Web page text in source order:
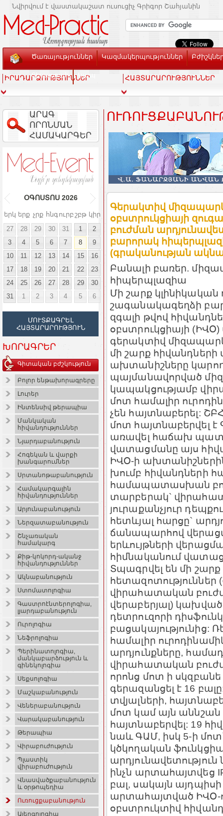
Նվիրվում է վաստակաշատ ուսուցիչ Գրիգոր Շահյանին
Ծառայություններ Կազմակերպություններ
Տեսասրահ Կապ
ԻՐԱԴԱՐՁՈՒԹՅՈՒՆՆԵՐ ՀԱՅՏԱՐԱՐՈՒԹՅՈՒՆՆԵՐ
ԱՐԱԳ
ՈՐՈՆՄԱՆ
ՀԱՄԱԿԱՐԳԵՐ
ՕԳՈՍՏՈՍ 2026
երկ երք չրք հնգուրբ շբթ կիր
27
28 29 30 31 1
2
3
4 5 6 7 8
9
10
11 12 13 14 15
16
17
18 19 20 21 22
23
24
25 26 27 28 29
30
31
1 2 3 4 5 6
ՄՈՒՏՔԱԳՐԵԼ
ՀԱՅՏԱՐԱՐՈՒԹՅՈՒՆ
ԽՈՐԱԳՐԵՐ
Գիտական բժշկություն
Բոլոր ենթախորագրերը
Լուրեր
Ինտենսիվ թերապիա
Մանկական
հիվանդություններ
Նյարդաբանություն
Հոգեկան և վարքի
խանգարումներ
Սրտանոթաբանություն
Համակարգային
հիվանդություններ
Արյունաբանություն
Ներզատաբանություն
Շնչառական
համակարգ
Քիթ-կոկորդ-ականջ
հիվանդություններ
Ակնաբանություն
Ստոմատոլոգիա
Գաստրոէնտերոլոգիա,
լյարդաբանություն
Ուրոլոգիա
Նեֆրոլոգիա
Պերինատոլոգիա,
մանկաբարձություն և
գինեկոլոգիա
Սեքսոլոգիա
Մաշկաբանություն
Վեներաբանություն
Վարակաբանություն
Թերապիա
Վիրաբուժություն
Պլաստիկ
վիրաբուժություն
Վնասվածքաբանություն
և օրթոպեդիա
Ուռուցքաբանություն
Ալերգոլոգիա
Գերակտիվ
օբստրուկցիայի
բուժման
բարորակ
(գրականության
Բանալի բառեր.
հիպերպլազիա
Մի շարք կլինիկական
շագանակագեղձի
զգալի թվով
օբստրուկցիայի
գերակտիվ
մի շարք
ախտանիշները
պայմանավորված
կապակցությամբ
մոտ համալիր
չեն հայտնաբերել:
մոտ հայտնաբերվել
առավել հաճախ
վատացմանը այս
ԻՎՕ-ի
խումբ հիվանդների
համապատասխան
տարբերակ`
յուրաքանչյուր
հետևյալ հարցը`
ճանապարհով
երևույթների
հիմնականում
Տպագրվել են մի
հետազոտություններ
վիրահատական
վերաբերյալ)
դետրուզորի
բացակայությունից:
համալիր
արդյունքները,
վիրահատական
որոնց մոտ ի սկզբանե
գերազանցել է 16
տվյալների,
մոտ կամ այն
հայտնաբերվել: 19
նաև ԳԱՄ, իսկ 5-ի
կծկողական
ինչն արտահայտվեց
բալ, սակայն
արտահայտված ԻՎՕ-
օբստրուկտիվ